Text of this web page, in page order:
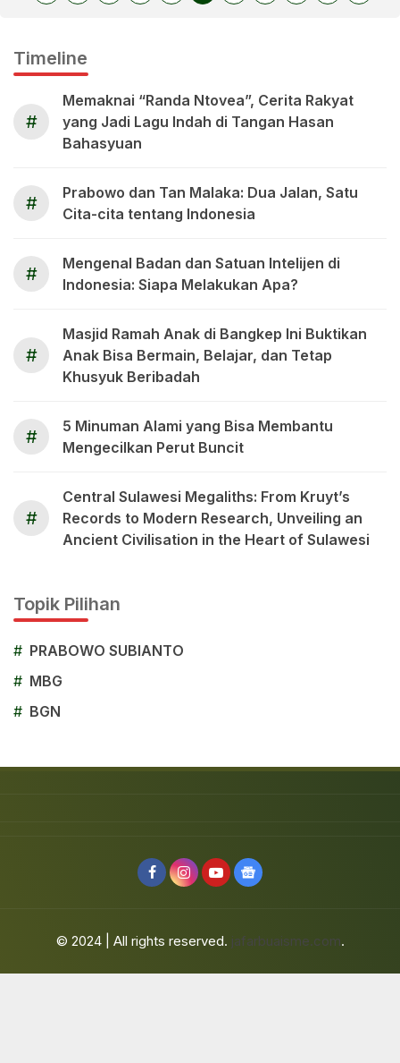
Timeline
#
Memaknai “Randa Ntovea”, Cerita Rakyat
yang Jadi Lagu Indah di Tangan Hasan
Bahasyuan
#
Prabowo dan Tan Malaka: Dua Jalan, Satu
Cita-cita tentang Indonesia
#
Mengenal Badan dan Satuan Intelijen di
Indonesia: Siapa Melakukan Apa?
#
Masjid Ramah Anak di Bangkep Ini Buktikan
Anak Bisa Bermain, Belajar, dan Tetap
Khusyuk Beribadah
#
5 Minuman Alami yang Bisa Membantu
Mengecilkan Perut Buncit
#
Central Sulawesi Megaliths: From Kruyt’s
Records to Modern Research, Unveiling an
Ancient Civilisation in the Heart of Sulawesi
Topik Pilihan
# PRABOWO SUBIANTO
# MBG
# BGN
© 2024 | All rights reserved. jafarbuaisme.com.